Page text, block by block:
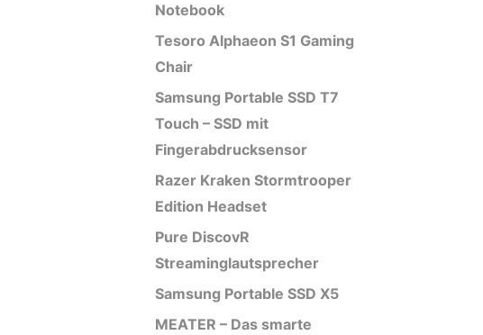
Notebook
Tesoro Alphaeon S1 Gaming
Chair
Samsung Portable SSD T7
Touch – SSD mit
Fingerabdrucksensor
Razer Kraken Stormtrooper
Edition Headset
Pure DiscovR
Streaminglautsprecher
Samsung Portable SSD X5
MEATER – Das smarte